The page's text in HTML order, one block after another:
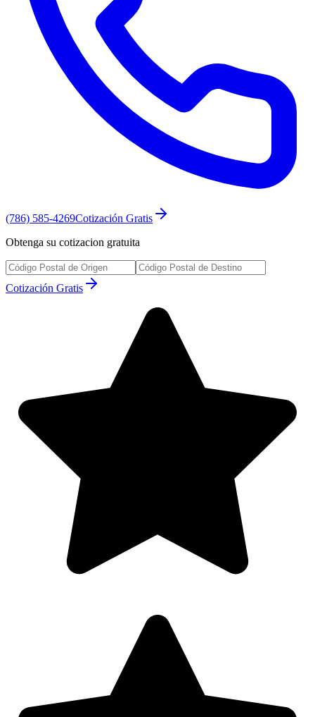
(786) 585-4269Cotización Gratis
Obtenga su cotizacion gratuita
Cotización Gratis